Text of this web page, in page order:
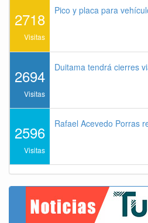
2718
Visitas
Pico y placa para
2694
Visitas
Duitama tendrá cierres
2596
Visitas
Rafael Acevedo Porras